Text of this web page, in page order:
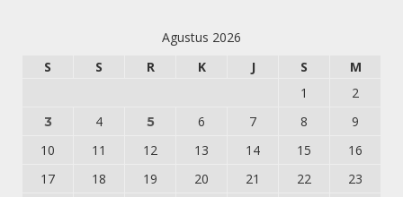
Agustus 2026
S
S R K J S
M
1
2
3 4 5 6 7 8
9
10
11 12 13 14 15
16
17
18 19 20 21 22
23